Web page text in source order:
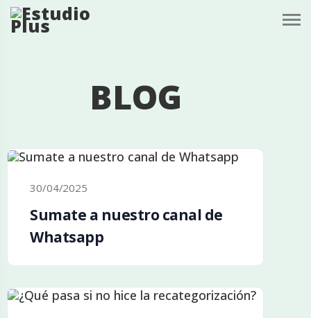
BLOG
30/04/2025
Sumate a nuestro canal de
Whatsapp